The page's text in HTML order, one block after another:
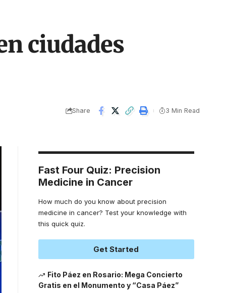
ciudades
Share 3 Min Read
Fast Four Quiz: Precision
Medicine in Cancer
How much do you know about precision
medicine in cancer? Test your knowledge with
this quick quiz.
Get Started
Fito Páez en Rosario: Mega Concierto
Gratis en el Monumento y “Casa Páez”